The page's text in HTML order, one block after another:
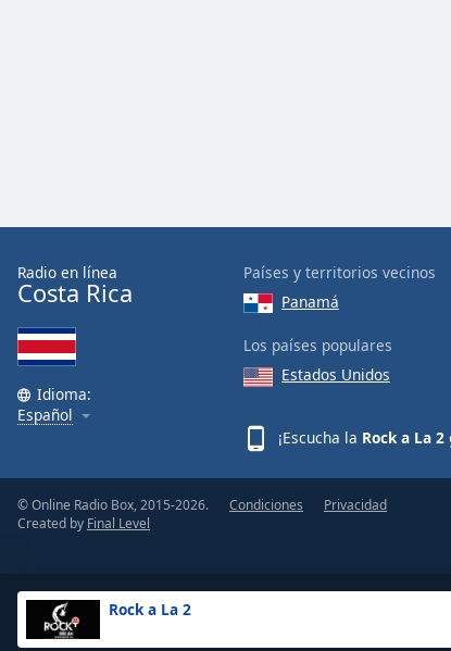
of
window.
Rock a La 2
Radio en línea
Costa Rica
Idioma:
Español
Países y territorios vecinos
Panamá
Los países populares
Estados Unidos
¡Escucha la Rock a La 2
© Online Radio Box, 2015-2026.
Created by Final Level
Condiciones Privacidad